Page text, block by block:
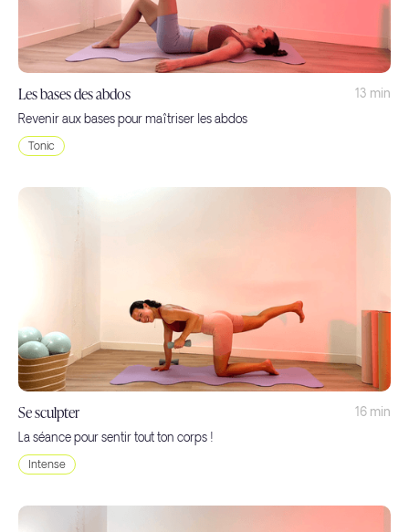
Les bases des abdos
13 min
Revenir aux bases pour maîtriser les abdos
Tonic
Se sculpter
16 min
La séance pour sentir tout ton corps !
Intense